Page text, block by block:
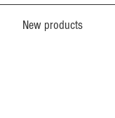
New products